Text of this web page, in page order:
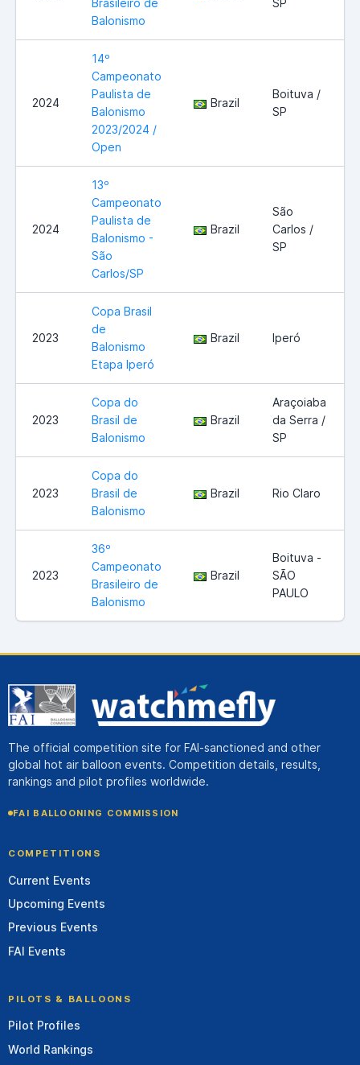
Brasileiro de
Balonismo
SP
2024
14º
Campeonato
Paulista de
Balonismo
2023/2024 /
Open
Brazil
Boituva /
SP
2024
13º
Campeonato
Paulista de
Balonismo -
São
Carlos/SP
Brazil
São
Carlos /
SP
2023
Copa Brasil
de
Balonismo
Etapa Iperó
Brazil Iperó
2023
Copa do
Brasil de
Balonismo
Brazil
Araçoiaba
da Serra /
SP
2023
Copa do
Brasil de
Balonismo
Brazil Rio Claro
2023
36º
Campeonato
Brasileiro de
Balonismo
Brazil
Boituva -
SÃO
PAULO
The official competition site for FAI-sanctioned and other
global hot air balloon events. Competition details, results,
rankings and pilot profiles worldwide.
FAI BALLOONING COMMISSION
COMPETITIONS
Current Events
Upcoming Events
Previous Events
FAI Events
PILOTS & BALLOONS
Pilot Profiles
World Rankings